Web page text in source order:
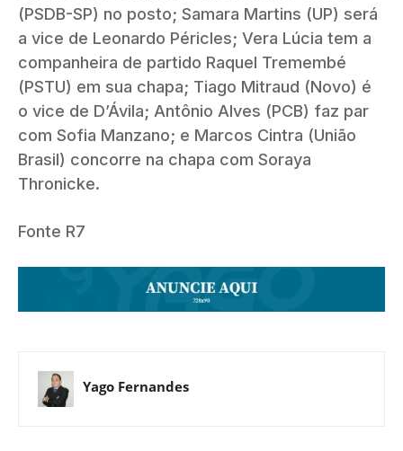
(PSDB-SP) no posto; Samara Martins (UP) será
a vice de Leonardo Péricles; Vera Lúcia tem a
companheira de partido Raquel Tremembé
(PSTU) em sua chapa; Tiago Mitraud (Novo) é
o vice de D’Ávila; Antônio Alves (PCB) faz par
com Sofia Manzano; e Marcos Cintra (União
Brasil) concorre na chapa com Soraya
Thronicke.
Fonte R7
Yago Fernandes